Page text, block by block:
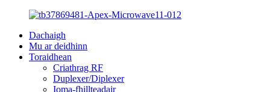
Dachaigh
Mu ar deidhinn
Toraidhean
Criathrag RF
Duplexer/Diplexer
Ioma-fhillteadair